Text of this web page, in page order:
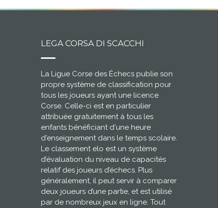
LEGA CORSA DI SCACCHI
La Ligue Corse des Échecs publie son
propre système de classification pour
tous les joueurs ayant une licence
Corse. Celle-ci est en particulier
attribuée gratuitement à tous les
enfants bénéficiant d'une heure
d'enseignement dans le temps scolaire.
Le classement elo est un système
d’évaluation du niveau de capacités
relatif des joueurs d’échecs. Plus
généralement, il peut servir à comparer
deux joueurs d’une partie, et est utilisé
par de nombreux jeux en ligne. Tout